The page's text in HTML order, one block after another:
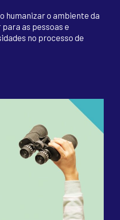
humanizar o ambiente da
as pessoas e
no processo de